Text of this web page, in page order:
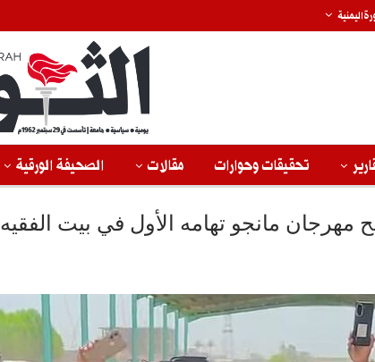
اليمنية
تحقيقات وحوارات مقالات الصحيفة الورقية
مهرجان مانجو تهامه الأول في بيت الفقيه